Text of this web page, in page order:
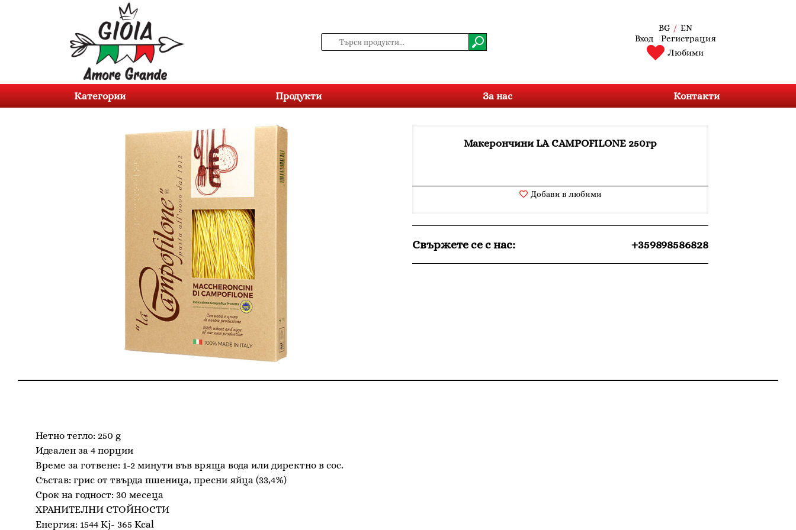
Категории
За
BG/ EN
Вход
Регистрация
Любими
Категории Продукти За нас Контакти
Макерончини LA CAMPOFILONE 250гр
Добави в любими
Свържете се с нас: +359898586828
Нетно тегло: 250 g
Идеален за 4 порции
Време за готвене: 1-2 минути във вряща вода или директно в сос.
Състав: грис от твърда пшеница, пресни яйца (33,4%)
Срок на годност: 30 месеца
ХРАНИТЕЛНИ СТОЙНОСТИ
Енергия: 1544 Kj- 365 Kcal